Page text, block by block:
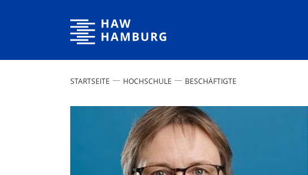
Hochschule für Angewandte Wissenschaften Hamburg
STARTSEITE HOCHSCHULE BESCHÄFTIGTE